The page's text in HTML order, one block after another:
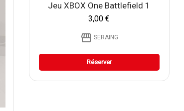
Jeu XBOX One Battlefield 1
3,00 €
storefront SERAING
Réserver